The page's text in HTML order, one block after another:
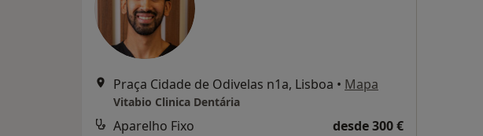
Praça Cidade de Odivelas n1a, Lisboa • Mapa
Vitabio Clinica Dentária
Aparelho Fixo desde 300 €